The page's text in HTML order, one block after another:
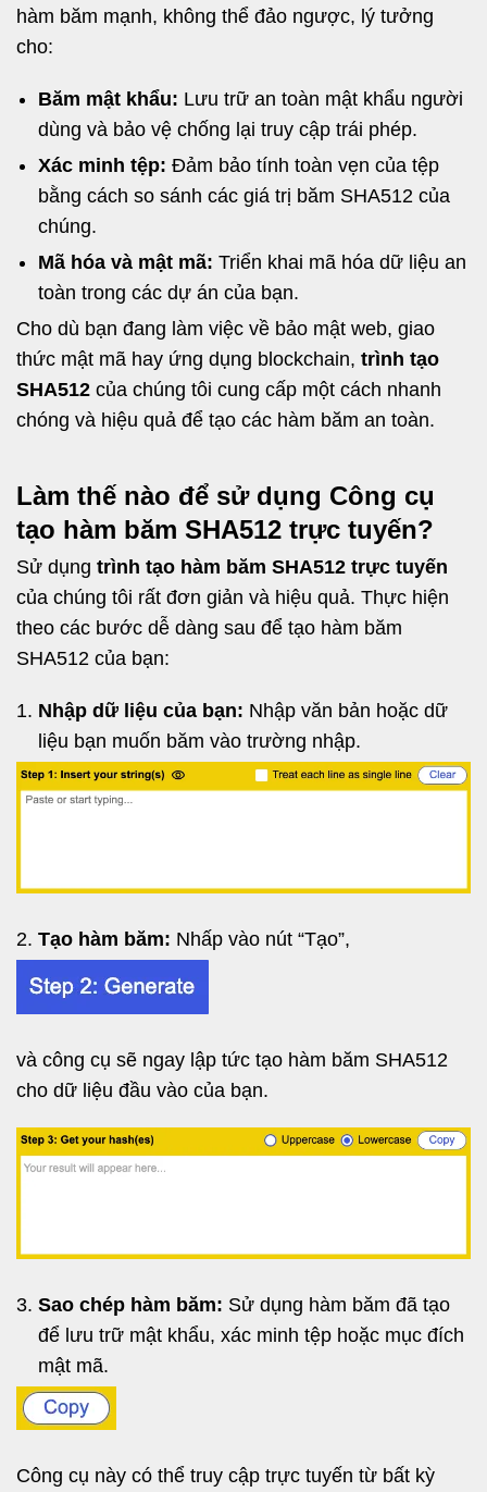
hàm băm mạnh, không thể đảo ngược, lý tưởng
cho:
Băm mật khẩu: Lưu trữ an toàn mật khẩu người
dùng và bảo vệ chống lại truy cập trái phép.
Xác minh tệp: Đảm bảo tính toàn vẹn của tệp
bằng cách so sánh các giá trị băm SHA512 của
chúng.
Mã hóa và mật mã: Triển khai mã hóa dữ liệu an
toàn trong các dự án của bạn.
Cho dù bạn đang làm việc về bảo mật web, giao
thức mật mã hay ứng dụng blockchain, trình tạo
SHA512 của chúng tôi cung cấp một cách nhanh
chóng và hiệu quả để tạo các hàm băm an toàn.
Làm thế nào để sử dụng Công cụ
tạo hàm băm SHA512 trực tuyến?
Sử dụng trình tạo hàm băm SHA512 trực tuyến
của chúng tôi rất đơn giản và hiệu quả. Thực hiện
theo các bước dễ dàng sau để tạo hàm băm
SHA512 của bạn:
Nhập dữ liệu của bạn: Nhập văn bản hoặc dữ
liệu bạn muốn băm vào trường nhập.
Tạo hàm băm: Nhấp vào nút “Tạo”,
và công cụ sẽ ngay lập tức tạo hàm băm SHA512
cho dữ liệu đầu vào của bạn.
Sao chép hàm băm: Sử dụng hàm băm đã tạo
để lưu trữ mật khẩu, xác minh tệp hoặc mục đích
mật mã.
Công cụ này có thể truy cập trực tuyến từ bất kỳ